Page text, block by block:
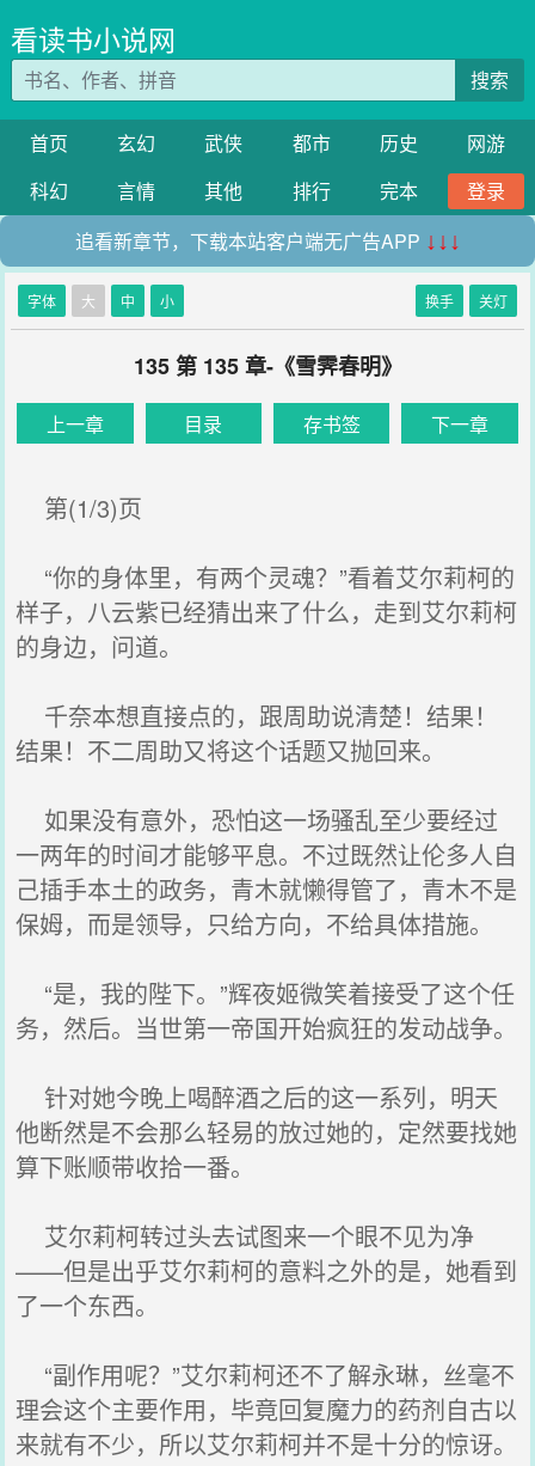
看读书小说网
搜索
首页 玄幻 武侠 都市 历史
网游
科幻
言情 其他 排行 完本
登录
追看新章节，下载本站客户端无广告APP ↓↓↓
字体 大 中 小 换手 关灯
135 第 135 章-《雪霁春明》
上一章 目录 存书签 下一章
第(1/3)页
“你的身体里，有两个灵魂？”看着艾尔莉柯的
样子，八云紫已经猜出来了什么，走到艾尔莉柯
的身边，问道。
千奈本想直接点的，跟周助说清楚！结果！
结果！不二周助又将这个话题又抛回来。
如果没有意外，恐怕这一场骚乱至少要经过
一两年的时间才能够平息。不过既然让伦多人自
己插手本土的政务，青木就懒得管了，青木不是
保姆，而是领导，只给方向，不给具体措施。
“是，我的陛下。”辉夜姬微笑着接受了这个任
务，然后。当世第一帝国开始疯狂的发动战争。
针对她今晚上喝醉酒之后的这一系列，明天
他断然是不会那么轻易的放过她的，定然要找她
算下账顺带收拾一番。
艾尔莉柯转过头去试图来一个眼不见为净
——但是出乎艾尔莉柯的意料之外的是，她看到
了一个东西。
“副作用呢？”艾尔莉柯还不了解永琳，丝毫不
理会这个主要作用，毕竟回复魔力的药剂自古以
来就有不少，所以艾尔莉柯并不是十分的惊讶。